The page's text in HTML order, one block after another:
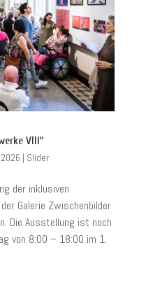
VIII“
| Slider
der inklusiven
Galerie Zwischenbilder
Die Ausstellung ist noch
von 8:00 – 18:00 im 1.